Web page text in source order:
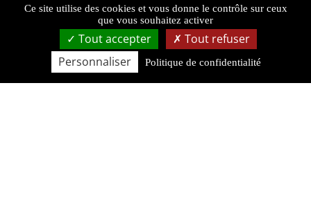
DURÉE DU SÉJOUR
Ce site utilise des cookies et vous donne le contrôle sur ceux
que vous souhaitez activer
Tout accepter
Tout refuser
Personnaliser
Politique de confidentialité